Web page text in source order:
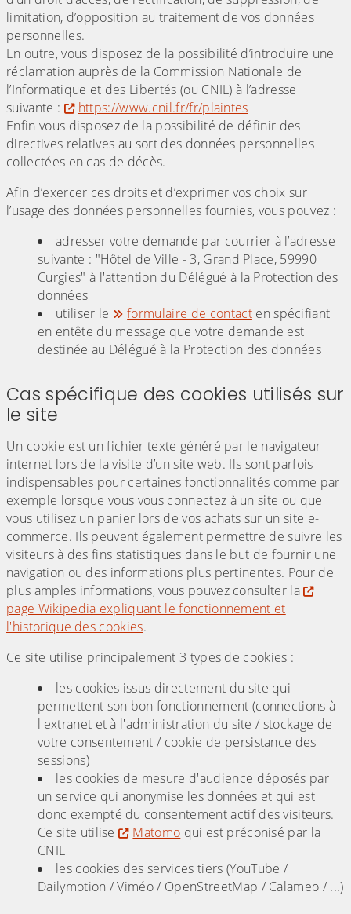
limitation, d’opposition au traitement de vos données
personnelles.
En outre, vous disposez de la possibilité d’introduire une
réclamation auprès de la Commission Nationale de
l’Informatique et des Libertés (ou CNIL) à l’adresse
suivante :
https://www.cnil.fr/fr/plaintes
Enfin vous disposez de la possibilité de définir des
directives relatives au sort des données personnelles
collectées en cas de décès.
Afin d’exercer ces droits et d’exprimer vos choix sur
l’usage des données personnelles fournies, vous pouvez :
adresser votre demande par courrier à l’adresse
suivante : "Hôtel de Ville - 3, Grand Place, 59990
Curgies" à l'attention du Délégué à la Protection des
données
utiliser le
formulaire de contacten spécifiant
en entête du message que votre demande est
destinée au Délégué à la Protection des données
Cas spécifique des cookies utilisés sur
le site
Un cookie est un fichier texte généré par le navigateur
internet lors de la visite d’un site web. Ils sont parfois
indispensables pour certaines fonctionnalités comme par
exemple lorsque vous vous connectez à un site ou que
vous utilisez un panier lors de vos achats sur un site e-
commerce. Ils peuvent également permettre de suivre les
visiteurs à des fins statistiques dans le but de fournir une
navigation ou des informations plus pertinentes. Pour de
plus amples informations, vous pouvez consulter la
page Wikipedia expliquant le fonctionnement et
l'historique des cookies.
Ce site utilise principalement 3 types de cookies :
les cookies issus directement du site qui
permettent son bon fonctionnement (connections à
l'extranet et à l'administration du site / stockage de
votre consentement / cookie de persistance des
sessions)
les cookies de mesure d'audience déposés par
un service qui anonymise les données et qui est
donc exempté du consentement actif des visiteurs.
Ce site utilise
Matomo qui est préconisé par la
CNIL
les cookies des services tiers (YouTube /
Dailymotion / Viméo / OpenStreetMap / Calameo / ...)